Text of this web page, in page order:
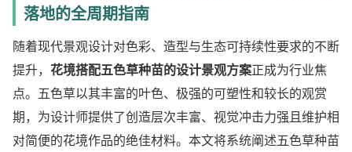
落地的全周期指南
随着现代景观设计对色彩、造型与生态可持续性要求的不断
提升， 花境搭配五色草种苗的设计景观方案正成为行业焦
点。五色草以其丰富的叶色、极强的可塑性和较长的观赏
期，为设计师提供了创造层次丰富、视觉冲击力强且维护相
对简便的花境作品的绝佳材料。本文将系统阐述五色草种苗